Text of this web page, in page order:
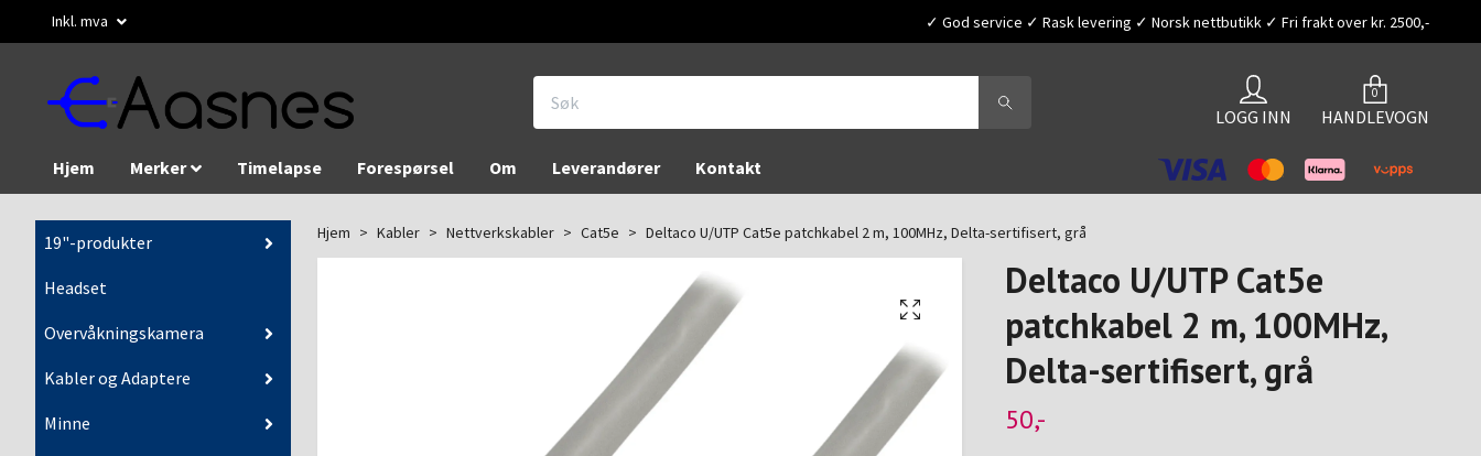
Inkl. mva ✓ God service ✓ Rask levering ✓ Norsk nettbutikk ✓ Fri frakt over kr. 2500,-
LOGG INN
0
HANDLEVOGN
Hjem Merker Timelapse Forespørsel Om Leverandører Kontakt
19"-produkter
Headset
Overvåkningskamera
Kabler og Adaptere
Minne
Hjem Kabler Nettverkskabler Cat5e Deltaco U/UTP Cat5e patchkabel 2 m, 100MHz, Delta-sertifisert, grå
Deltaco U/UTP Cat5e
patchkabel 2 m, 100MHz,
Delta-sertifisert, grå
50,-